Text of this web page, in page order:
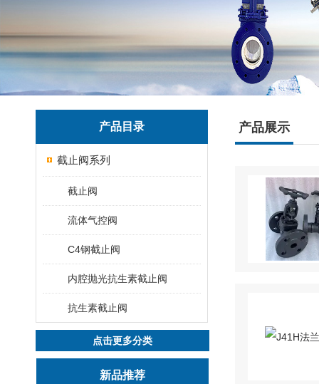
产品目录
截止阀系列
截止阀
流体气控阀
C4钢截止阀
内腔抛光抗生素截止阀
抗生素截止阀
点击更多分类
新品推荐
产品展示